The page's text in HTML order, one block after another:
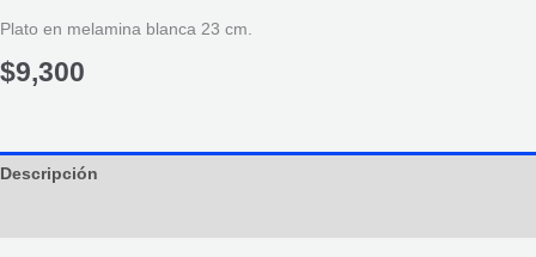
Plato en melamina blanca 23 cm.
$9,300
Descripción